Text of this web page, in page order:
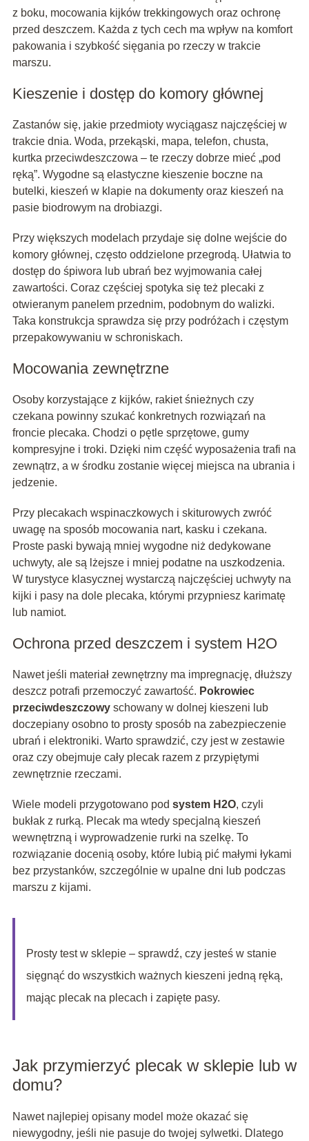
z boku, mocowania kijków trekkingowych oraz ochronę
przed deszczem. Każda z tych cech ma wpływ na komfort
pakowania i szybkość sięgania po rzeczy w trakcie
marszu.
Kieszenie i dostęp do komory głównej
Zastanów się, jakie przedmioty wyciągasz najczęściej w
trakcie dnia. Woda, przekąski, mapa, telefon, chusta,
kurtka przeciwdeszczowa – te rzeczy dobrze mieć „pod
ręką”. Wygodne są elastyczne kieszenie boczne na
butelki, kieszeń w klapie na dokumenty oraz kieszeń na
pasie biodrowym na drobiazgi.
Przy większych modelach przydaje się dolne wejście do
komory głównej, często oddzielone przegrodą. Ułatwia to
dostęp do śpiwora lub ubrań bez wyjmowania całej
zawartości. Coraz częściej spotyka się też plecaki z
otwieranym panelem przednim, podobnym do walizki.
Taka konstrukcja sprawdza się przy podróżach i częstym
przepakowywaniu w schroniskach.
Mocowania zewnętrzne
Osoby korzystające z kijków, rakiet śnieżnych czy
czekana powinny szukać konkretnych rozwiązań na
froncie plecaka. Chodzi o pętle sprzętowe, gumy
kompresyjne i troki. Dzięki nim część wyposażenia trafi na
zewnątrz, a w środku zostanie więcej miejsca na ubrania i
jedzenie.
Przy plecakach wspinaczkowych i skiturowych zwróć
uwagę na sposób mocowania nart, kasku i czekana.
Proste paski bywają mniej wygodne niż dedykowane
uchwyty, ale są lżejsze i mniej podatne na uszkodzenia.
W turystyce klasycznej wystarczą najczęściej uchwyty na
kijki i pasy na dole plecaka, którymi przypniesz karimatę
lub namiot.
Ochrona przed deszczem i system H2O
Nawet jeśli materiał zewnętrzny ma impregnację, dłuższy
deszcz potrafi przemoczyć zawartość. Pokrowiec
przeciwdeszczowyschowany w dolnej kieszeni lub
doczepiany osobno to prosty sposób na zabezpieczenie
ubrań i elektroniki. Warto sprawdzić, czy jest w zestawie
oraz czy obejmuje cały plecak razem z przypiętymi
zewnętrznie rzeczami.
Wiele modeli przygotowano pod system H2O, czyli
bukłak z rurką. Plecak ma wtedy specjalną kieszeń
wewnętrzną i wyprowadzenie rurki na szelkę. To
rozwiązanie docenią osoby, które lubią pić małymi łykami
bez przystanków, szczególnie w upalne dni lub podczas
marszu z kijami.
Prosty test w sklepie – sprawdź, czy jesteś w stanie
sięgnąć do wszystkich ważnych kieszeni jedną ręką,
mając plecak na plecach i zapięte pasy.
Jak przymierzyć plecak w sklepie lub w
domu?
Nawet najlepiej opisany model może okazać się
niewygodny, jeśli nie pasuje do twojej sylwetki. Dlatego